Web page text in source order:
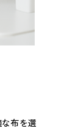
布を選